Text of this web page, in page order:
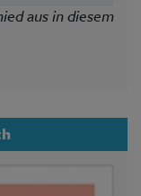
aus in diesem